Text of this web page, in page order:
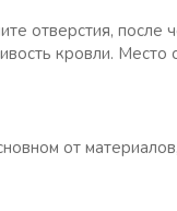
отверстия, после
кровли. Место
от